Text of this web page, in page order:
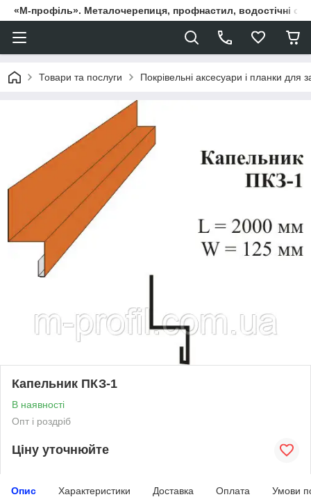
«М-профіль». Металочерепиця, профнастил, водостічні
Товари та послуги Покрівельні аксесуари і планки для
Капельник ПКЗ-1
В наявності
Опт і роздріб
Ціну уточнюйте
Опис Характеристики Доставка Оплата Умови